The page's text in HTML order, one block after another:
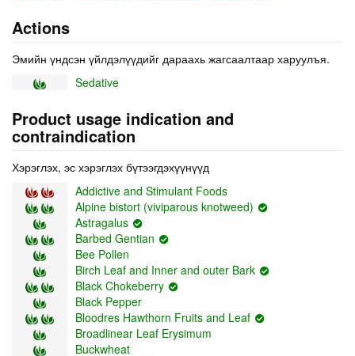
Actions
Эмийн үндсэн үйлдэлүүдийг дараахь жагсаалтаар харуулъя.
Sedative
Product usage indication and
contraindication
Хэрэглэх, эс хэрэглэх бүтээгдэхүүнүүд
Addictive and Stimulant Foods
Alpine bistort (viviparous knotweed)
Astragalus
Barbed Gentian
Bee Pollen
Birch Leaf and Inner and outer Bark
Black Chokeberry
Black Pepper
Bloodres Hawthorn Fruits and Leaf
Broadlinear Leaf Erysimum
Buckwheat